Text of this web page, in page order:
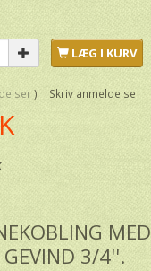
LÆG I KURV
Skriv anmeldelse
MED
3/4''.